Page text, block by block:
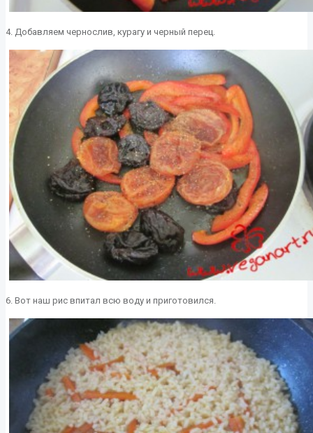
4. Добавляем чернослив, курагу и черный перец.
6. Вот наш рис впитал всю воду и приготовился.